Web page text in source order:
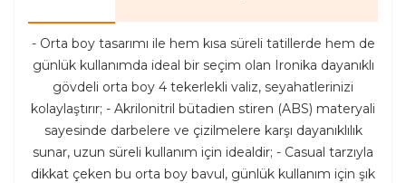
- Orta boy tasarımı ile hem kısa süreli tatillerde hem de
günlük kullanımda ideal bir seçim olan Ironika dayanıklı
gövdeli orta boy 4 tekerlekli valiz, seyahatlerinizi
kolaylaştırır; - Akrilonitril bütadien stiren (ABS) materyali
sayesinde darbelere ve çizilmelere karşı dayanıklılık
sunar, uzun süreli kullanım için idealdir; - Casual tarzıyla
dikkat çeken bu orta boy bavul, günlük kullanım için şık